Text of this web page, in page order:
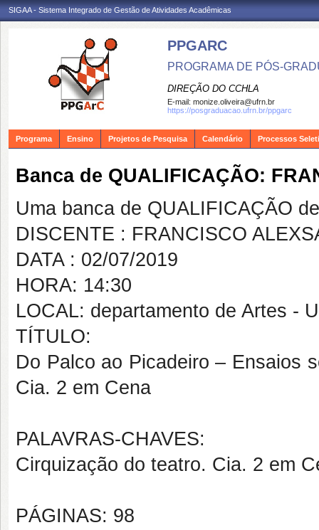
SIGAA - Sistema Integrado de Gestão de Atividades Acadêmicas
PPGARC
PROGRAMA DE PÓS-
DIREÇÃO DO CCHLA
E-mail: monize.oliveira@ufrn.br
https://posgraduacao.ufrn.br/ppgarc
Programa Ensino Projetos de Pesquisa Calendário Processos
Banca de QUALIFICAÇÃO:
Uma banca de QUALIFICAÇÃO
DISCENTE : FRANCISCO
DATA : 02/07/2019
HORA: 14:30
LOCAL: departamento de Artes -
TÍTULO:
Do Palco ao Picadeiro – Ensaios
Cia. 2 em Cena
PALAVRAS-CHAVES:
Cirquização do teatro. Cia. 2 em
PÁGINAS: 98